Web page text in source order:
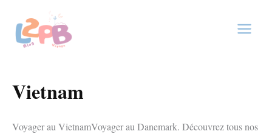
contenu
Vietnam
Voyager au VietnamVoyager au Danemark. Découvrez tous nos